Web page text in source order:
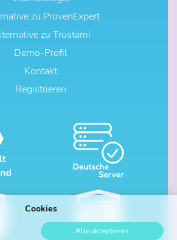
Cookies
Alle akzeptieren
zu ProvenExpert
zu Trustami
Demo-Profil
Kontakt
Registrieren